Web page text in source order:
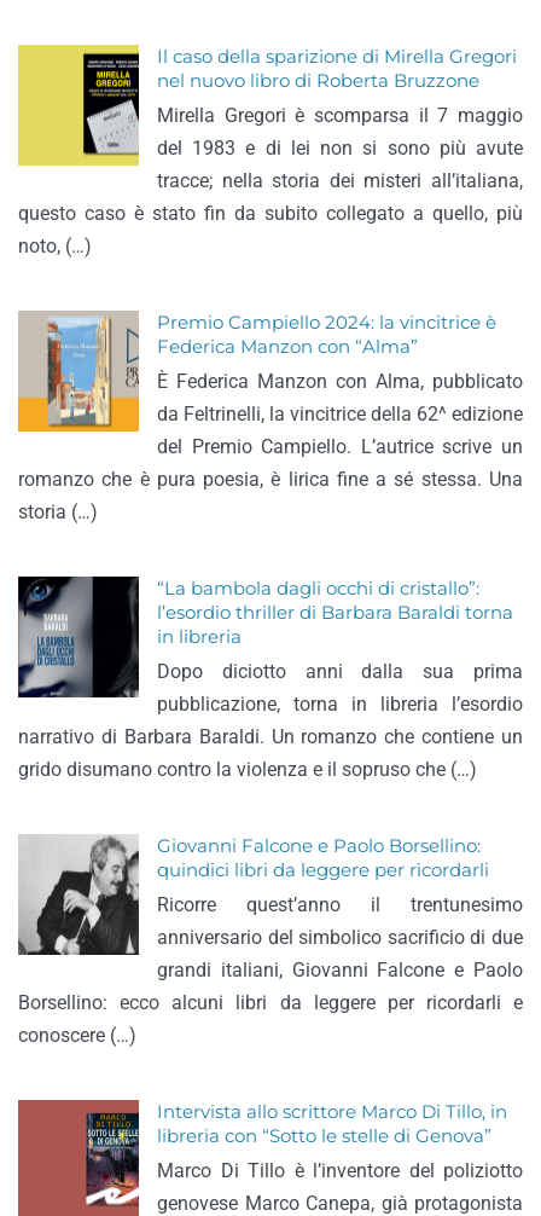
Il caso della sparizione di Mirella Gregori
nel nuovo libro di Roberta Bruzzone
Mirella Gregori è scomparsa il 7 maggio
del 1983 e di lei non si sono più avute
tracce; nella storia dei misteri all’italiana,
questo caso è stato fin da subito collegato a quello, più
noto, (…)
Premio Campiello 2024: la vincitrice è
Federica Manzon con “Alma”
È Federica Manzon con Alma, pubblicato
da Feltrinelli, la vincitrice della 62^ edizione
del Premio Campiello. L’autrice scrive un
romanzo che è pura poesia, è lirica fine a sé stessa. Una
storia (…)
“La bambola dagli occhi di cristallo”:
l’esordio thriller di Barbara Baraldi torna
in libreria
Dopo diciotto anni dalla sua prima
pubblicazione, torna in libreria l’esordio
narrativo di Barbara Baraldi. Un romanzo che contiene un
grido disumano contro la violenza e il sopruso che (…)
Giovanni Falcone e Paolo Borsellino:
quindici libri da leggere per ricordarli
Ricorre quest’anno il trentunesimo
anniversario del simbolico sacrificio di due
grandi italiani, Giovanni Falcone e Paolo
Borsellino: ecco alcuni libri da leggere per ricordarli e
conoscere (…)
Intervista allo scrittore Marco Di Tillo, in
libreria con “Sotto le stelle di Genova”
Marco Di Tillo è l’inventore del poliziotto
genovese Marco Canepa, già protagonista